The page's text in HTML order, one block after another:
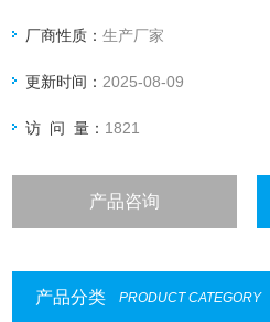
ICR/CD-1小鼠肾微粒体
IPHASE Mouse Kidney
厂商性质：生产厂家
更新时间： 2025-08-09
访 问 量： 1821
产品咨询
产品分类 PRODUCT CATEGORY